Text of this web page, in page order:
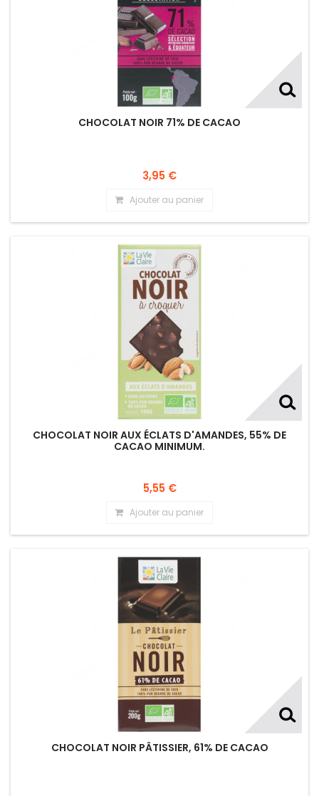
CHOCOLAT NOIR 71% DE CACAO
3,95 €
Ajouter au panier
CHOCOLAT NOIR AUX ÉCLATS D'AMANDES, 55% DE
CACAO MINIMUM.
5,55 €
Ajouter au panier
CHOCOLAT NOIR PÂTISSIER, 61% DE CACAO